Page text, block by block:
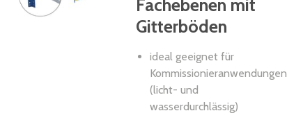
Fachebenen mit
Gitterböden
ideal geeignet für
Kommissionieranwendungen
(licht- und
wasserdurchlässig)